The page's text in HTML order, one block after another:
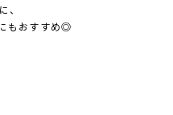
、
もおすすめ◎